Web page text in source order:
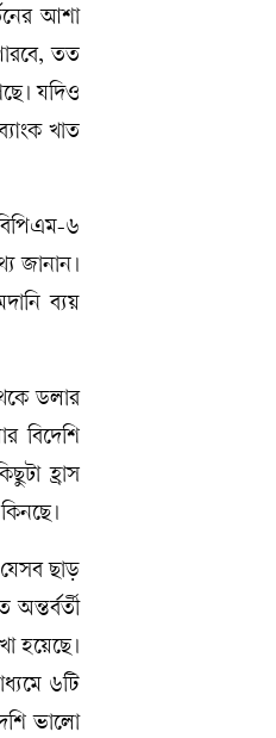
আশা
তত
যদিও
খাত
৬
জানান।
ব্যয়
ডলার
বিদেশি
হ্রাস
ছাড়
হয়েছে।
৬টি
ভালো